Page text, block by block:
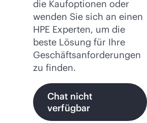
die Kaufoptionen oder
wenden Sie sich an einen
HPE Experten, um die
beste Lösung für Ihre
Geschäftsanforderungen
zu finden.
Chat nicht
verfügbar